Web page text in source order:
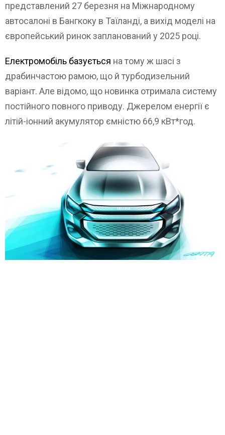
представлений 27 березня на Міжнародному
автосалоні в Бангкоку в Таїланді, а вихід моделі на
європейський ринок запланований у 2025 році.
Електромобіль базується на тому ж шасі з
драбинчастою рамою, що й турбодизельний
варіант. Але відомо, що новинка отримала систему
постійного повного приводу. Джерелом енергії є
літій-іонний акумулятор ємністю 66,9 кВт*год.